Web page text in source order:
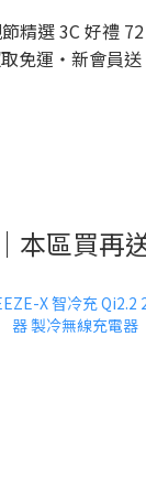
精選 3C 好禮
免運・新會員
本區買再